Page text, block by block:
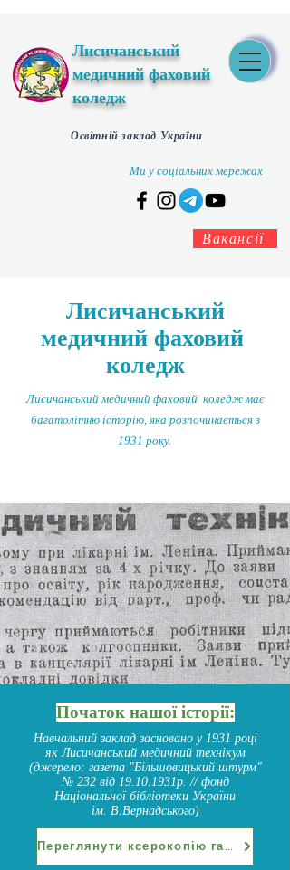
Лисичанський
медичний фаховий
коледж
Освітній заклад України
Ми у соціальних мережах
Вакансії
Лисичанський
медичний фаховий
коледж
Лисичанський медичний фаховий коледж має
багатолітню історію, яка розпочинається з
1931 року.
Початок нашої історії:
Навчальний заклад засновано у 1931 році
як Лисичанський медичний технікум
(джерело: газета "Більшовицький штурм"
№ 232 від 19.10.1931р. // фонд
Національної бібліотеки України
ім. В.Вернадського)
Переглянути ксерокопію газети